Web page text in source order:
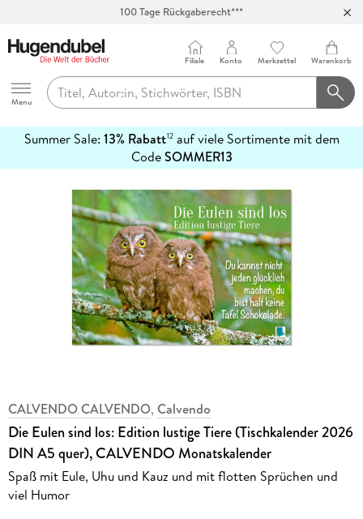
Hugendubel
Menu
Filiale Konto Merkzettel Warenkorb
Summer Sale: 13% Rabatt12auf viele Sortimente mit dem
CodeSOMMER13
erfahren
CALVENDO CALVENDO, Calvendo
Die Eulen sind los: Edition lustige Tiere (Tischkalender 2026
DIN A5 quer), CALVENDO Monatskalender
Spaß mit Eule, Uhu und Kauz und mit flotten Sprüchen und
viel Humor